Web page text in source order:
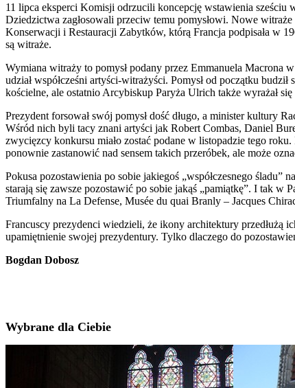
11 lipca eksperci Komisji odrzucili koncepcję wstawienia sześciu
Dziedzictwa zagłosowali przeciw temu pomysłowi. Nowe
Konserwacji i Restauracji Zabytków, którą Francja podpisała w
są witraże.
Wymiana witraży to pomysł podany przez Emmanuela
udział współcześni artyści-witrażyści. Pomysł od początku
kościelne, ale ostatnio Arcybiskup Paryża Ulrich także wyrażał
Prezydent forsował swój pomysł dość długo, a minister kultury
Wśród nich byli tacy znani artyści jak Robert Combas, Daniel
zwycięzcy konkursu miało zostać podane w listopadzie tego
ponownie zastanowić nad sensem takich przeróbek, ale może
Pokusa pozostawienia po sobie jakiegoś „współczesnego
starają się zawsze pozostawić po sobie jakąś „pamiątkę”. I tak
Triumfalny na La Defense, Musée du quai Branly – Jacques
Francuscy prezydenci wiedzieli, że ikony architektury przedłużą
upamiętnienie swojej prezydentury. Tylko dlaczego do
Bogdan Dobosz
Wybrane dla Ciebie